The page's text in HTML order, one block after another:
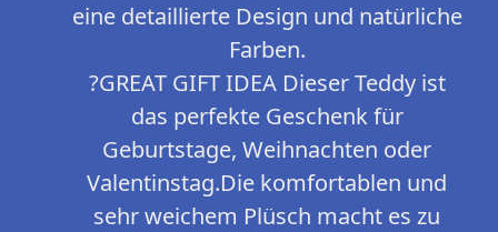
eine detaillierte Design und natürliche
Farben.
?GREAT GIFT IDEA Dieser Teddy ist
das perfekte Geschenk für
Geburtstage, Weihnachten oder
Valentinstag.Die komfortablen und
sehr weichem Plüsch macht es zu